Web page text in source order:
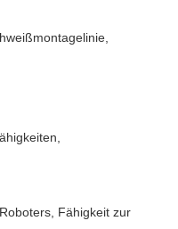
Fähigkeit zur